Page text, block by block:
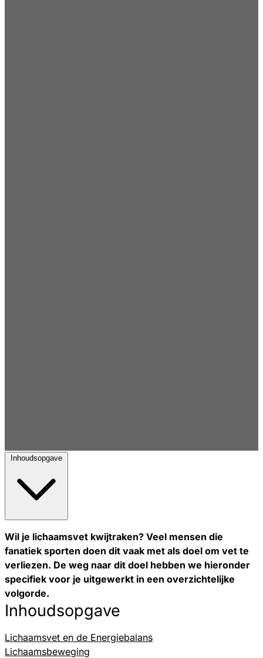
Inhoudsopgave
Wil je lichaamsvet kwijtraken? Veel mensen die
fanatiek sporten doen dit vaak met als doel om vet te
verliezen. De weg naar dit doel hebben we hieronder
specifiek voor je uitgewerkt in een overzichtelijke
volgorde.
Inhoudsopgave
Lichaamsvet en de Energiebalans
Lichaamsbeweging